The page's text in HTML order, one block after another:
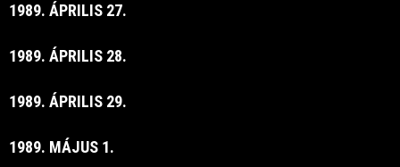
1989. ÁPRILIS 27.
1989. ÁPRILIS 28.
1989. ÁPRILIS 29.
1989. MÁJUS 1.